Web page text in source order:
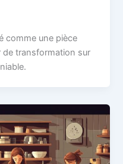
comme une pièce
de transformation sur